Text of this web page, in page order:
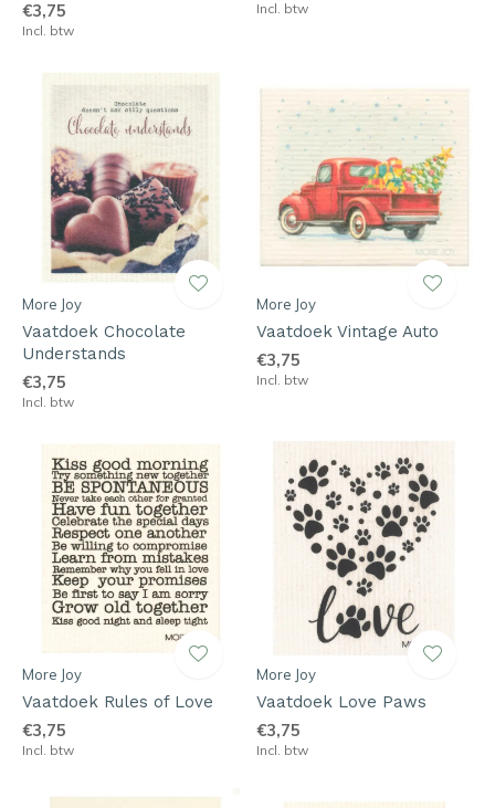
€3,75
Incl. btw
Incl. btw
More Joy
Vaatdoek Chocolate
Understands
€3,75
Incl. btw
More Joy
Vaatdoek Vintage Auto
€3,75
Incl. btw
More Joy
Vaatdoek Rules of Love
€3,75
Incl. btw
More Joy
Vaatdoek Love Paws
€3,75
Incl. btw